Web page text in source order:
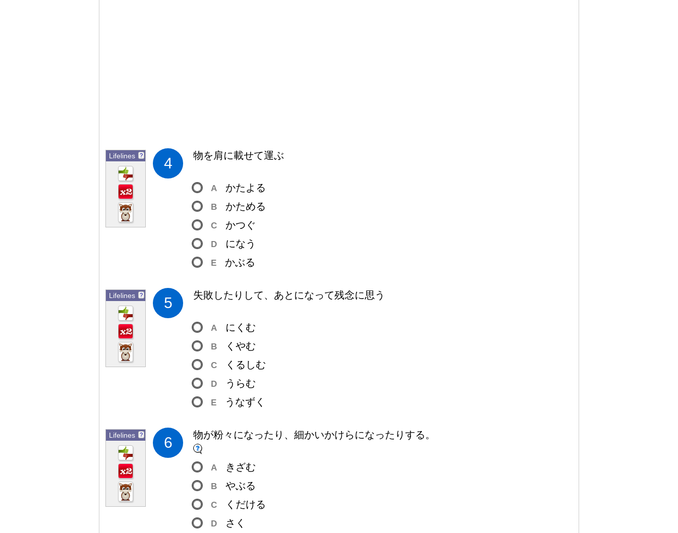
Lifelines ? 4 物を肩に載せて運ぶ
A かたよる
B かためる
C かつぐ
D になう
E かぶる
Lifelines ? 5 失敗 したりして、あとになって残念に思 う
A にくむ
B くやむ
C くるしむ
D うらむ
E うなずく
Lifelines ? 6 物が粉々 になったり、 細かいかけらになったりする。
A きざむ
B やぶる
C くだける
D さく